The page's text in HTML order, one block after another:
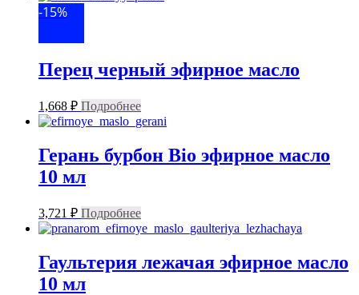
-15%
Перец черный эфирное масло
1,668 ₽ Подробнее
Герань бурбон Bio эфирное масло
10 мл
3,721 ₽ Подробнее
Гаультерия лежачая эфирное масло
10 мл